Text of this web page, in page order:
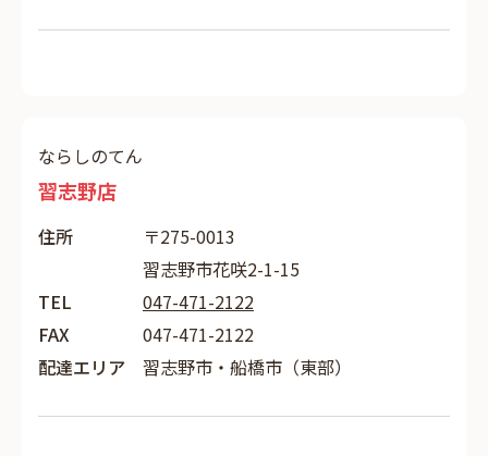
ならしのてん
習志野店
住所
〒275-0013
習志野市花咲2-1-15
TEL
047-471-2122
FAX
047-471-2122
配達エリア
習志野市・船橋市（東部）